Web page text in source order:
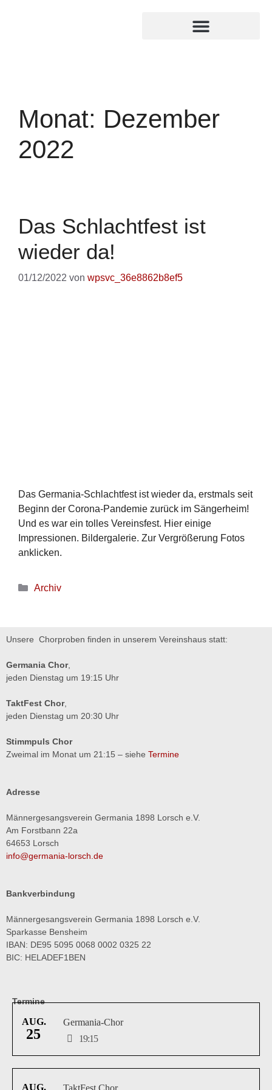
Monat: Dezember
2022
Das Schlachtfest ist
wieder da!
01/12/2022 von wpsvc_36e8862b8ef5
Das Germania-Schlachtfest ist wieder da, erstmals seit
Beginn der Corona-Pandemie zurück im Sängerheim!
Und es war ein tolles Vereinsfest. Hier einige
Impressionen. Bildergalerie. Zur Vergrößerung Fotos
anklicken.
Archiv
Unsere Chorproben finden in unserem Vereinshaus statt:
Germania Chor,
jeden Dienstag um 19:15 Uhr
TaktFest Chor,
jeden Dienstag um 20:30 Uhr
Stimmpuls Chor
Zweimal im Monat um 21:15 – siehe Termine
Adresse
Männergesangsverein Germania 1898 Lorsch e.V.
Am Forstbann 22a
64653 Lorsch
info@germania-lorsch.de
Bankverbindung
Männergesangsverein Germania 1898 Lorsch e.V.
Sparkasse Bensheim
IBAN: DE95 5095 0068 0002 0325 22
BIC: HELADEF1BEN
Termine
AUG.
25
Germania-Chor
19:15
AUG. TaktFest Chor